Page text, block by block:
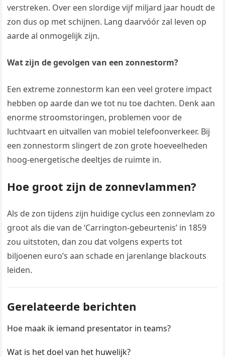
verstreken. Over een slordige vijf miljard jaar houdt de
zon dus op met schijnen. Lang daarvóór zal leven op
aarde al onmogelijk zijn.
Wat zijn de gevolgen van een zonnestorm?
Een extreme zonnestorm kan een veel grotere impact
hebben op aarde dan we tot nu toe dachten. Denk aan
enorme stroomstoringen, problemen voor de
luchtvaart en uitvallen van mobiel telefoonverkeer. Bij
een zonnestorm slingert de zon grote hoeveelheden
hoog-energetische deeltjes de ruimte in.
Hoe groot zijn de zonnevlammen?
Als de zon tijdens zijn huidige cyclus een zonnevlam zo
groot als die van de ‘Carrington-gebeurtenis’ in 1859
zou uitstoten, dan zou dat volgens experts tot
biljoenen euro’s aan schade en jarenlange blackouts
leiden.
Gerelateerde berichten
Hoe maak ik iemand presentator in teams?
Wat is het doel van het huwelijk?